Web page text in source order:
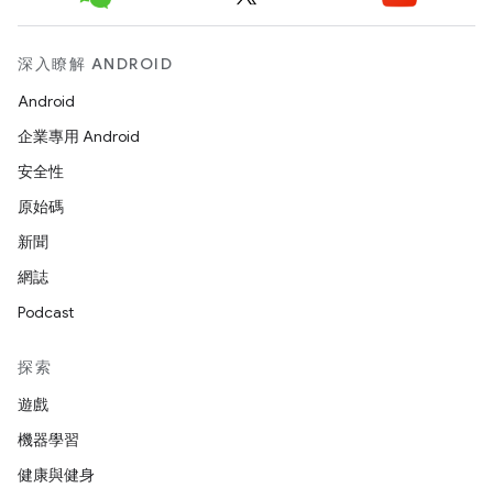
深入瞭解 ANDROID
Android
企業專用 Android
安全性
原始碼
新聞
網誌
Podcast
探索
遊戲
機器學習
健康與健身